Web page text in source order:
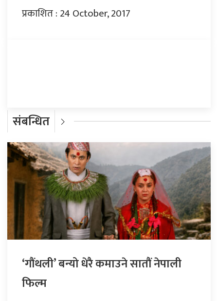
प्रकाशित : 24 October, 2017
संबन्धित
‘गौंथली’ बन्यो धेरै कमाउने सातौं नेपाली
फिल्म